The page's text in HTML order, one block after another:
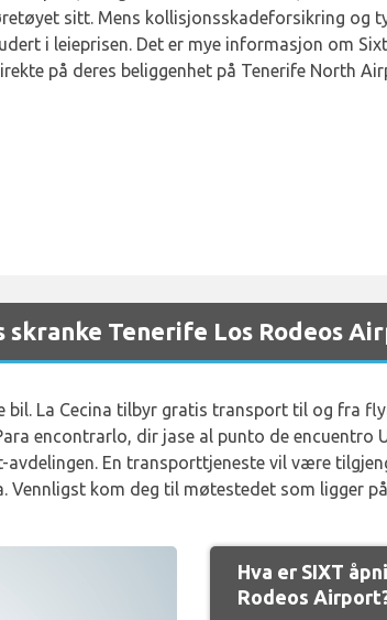
sitt. Mens kollisjonsskadeforsikring og
i leieprisen. Det er mye informasjon om
på deres beliggenhet på Tenerife North
Tenerife Los Rodeos
bil. La Cecina tilbyr gratis transport til og fra
encontrarlo, dir jase al punto de encuentro
avdelingen. En transporttjeneste vil være
Vennligst kom deg til møtestedet som ligger
Hva er SIXT
Rodeos